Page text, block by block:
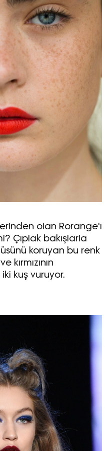
olan Rorange'ı
Çıplak bakışlarla
koruyan bu renk
kırmızının
kuş vuruyor.